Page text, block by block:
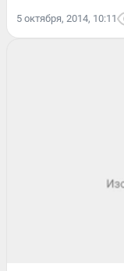
5 октября, 2014, 10:11